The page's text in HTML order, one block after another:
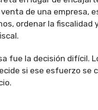
de una empresa,
ordenar la
fue la decisión difícil.
si ese esfuerzo se